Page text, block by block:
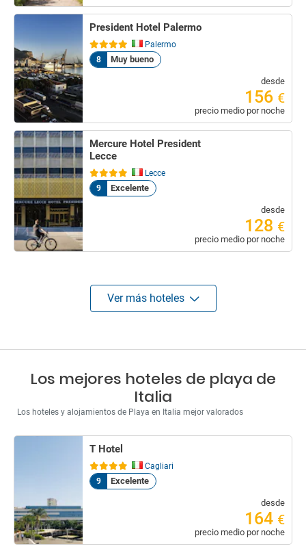
President Hotel Palermo
Palermo
8
Muy bueno
desde
156 €
precio medio por noche
Mercure Hotel President
Lecce
Lecce
9
Excelente
desde
128 €
precio medio por noche
Ver más hoteles
Los mejores hoteles de playa de
Italia
Los hoteles y alojamientos de Playa en Italia mejor valorados
T Hotel
Cagliari
9
Excelente
desde
164 €
precio medio por noche